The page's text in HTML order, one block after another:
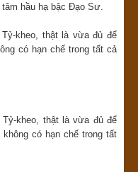
hầu hạ bậc Đạo Sư.
kheo, thật là vừa đủ để
có hạn chế trong tất cả
kheo, thật là vừa đủ để
có hạn chế trong tất